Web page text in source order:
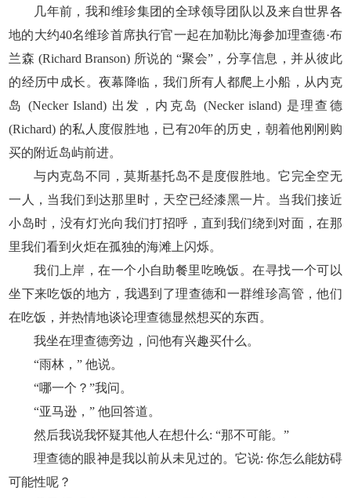
几年前，我和维珍集团的全球领导团队以及来自世界各
地的大约40名维珍首席执行官一起在加勒比海参加理查德·布
兰森 (Richard Branson) 所说的 “聚会”，分享信息，并从彼此
的经历中成长。夜幕降临，我们所有人都爬上小船，从内克
岛 (Necker Island) 出发，内克岛 (Necker island) 是理查德
(Richard) 的私人度假胜地，已有20年的历史，朝着他刚刚购
买的附近岛屿前进。
与内克岛不同，莫斯基托岛不是度假胜地。它完全空无
一人，当我们到达那里时，天空已经漆黑一片。当我们接近
小岛时，没有灯光向我们打招呼，直到我们绕到对面，在那
里我们看到火炬在孤独的海滩上闪烁。
我们上岸，在一个小自助餐里吃晚饭。在寻找一个可以
坐下来吃饭的地方，我遇到了理查德和一群维珍高管，他们
在吃饭，并热情地谈论理查德显然想买的东西。
我坐在理查德旁边，问他有兴趣买什么。
“雨林，” 他说。
“哪一个？”我问。
“亚马逊，” 他回答道。
然后我说我怀疑其他人在想什么: “那不可能。”
理查德的眼神是我以前从未见过的。它说: 你怎么能妨碍
可能性呢？